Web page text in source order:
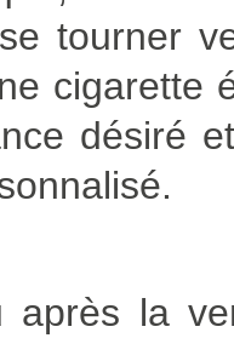
tourner
cigarette
désiré
après la